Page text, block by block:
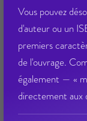
Vous pouvez
d'auteur ou un
premiers
de l'ouvrage.
également — «
directement aux